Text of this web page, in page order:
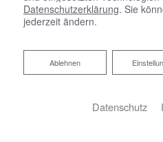
Datenschutzerklärung. Sie
jederzeit ändern.
Ablehnen
Ablehnen
Datenschutz